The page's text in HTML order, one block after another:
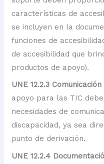
características de
se incluyen en la
funciones de
de accesibilidad que
productos de apoyo).
UNE 12.2.3
apoyo para las TIC
necesidades de
discapacidad, ya sea
punto de derivación.
UNE 12.2.4